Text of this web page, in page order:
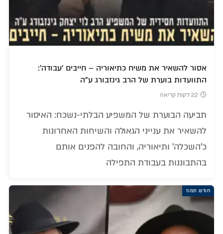
אסור להשאיר את משיח כתיאוריה – חייבים 'עבודה':
התוועדות בוערת של הרב גינזבורג ע"ה
22 דקות קריאה
תביעה הבוערת של המשפיע הבלתי-נשכח: האיסור
להשאיר את ענייני הגאולה והשיחות האחרונות
כ'השכלה' ותיאוריה, והחובה להפנים אותם
בהתבוננות בעבודת התפילה
חודש תמוז